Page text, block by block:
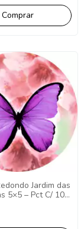
Jardim das
5×5 – Pct C/ 10